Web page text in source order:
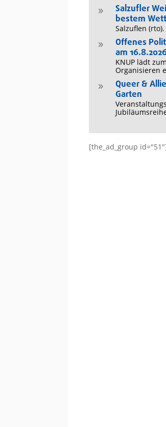
9
Salzufler
bestem
Salzuflen
9
Offenes
am
KNUP lädt
Organisieren
9
Queer &
Garten
[the_ad_group